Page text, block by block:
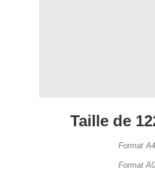
Taille de
Format A4
Format A0